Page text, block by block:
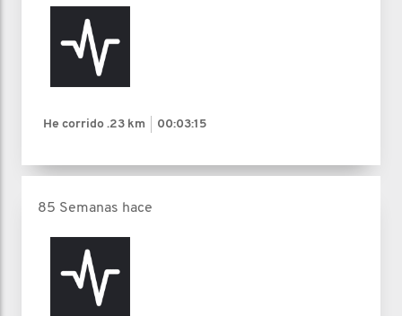
He corrido .23 km 00:03:15
85 Semanas hace